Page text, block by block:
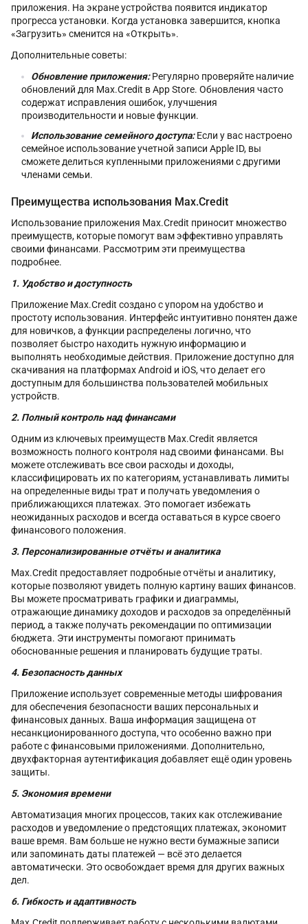
приложения. На экране устройства появится индикатор
прогресса установки. Когда установка завершится, кнопка
«Загрузить» сменится на «Открыть».
Дополнительные советы:
Обновление приложения:Регулярно проверяйте наличие
обновлений для Max.Credit в App Store. Обновления часто
содержат исправления ошибок, улучшения
производительности и новые функции.
Использование семейного доступа:Если у вас настроено
семейное использование учетной записи Apple ID, вы
сможете делиться купленными приложениями с другими
членами семьи.
Преимущества использования Max.Credit
Использование приложения Max.Credit приносит множество
преимуществ, которые помогут вам эффективно управлять
своими финансами. Рассмотрим эти преимущества
подробнее.
1. Удобство и доступность
Приложение Max.Credit создано с упором на удобство и
простоту использования. Интерфейс интуитивно понятен даже
для новичков, а функции распределены логично, что
позволяет быстро находить нужную информацию и
выполнять необходимые действия. Приложение доступно для
скачивания на платформах Android и iOS, что делает его
доступным для большинства пользователей мобильных
устройств.
2. Полный контроль над финансами
Одним из ключевых преимуществ Max.Credit является
возможность полного контроля над своими финансами. Вы
можете отслеживать все свои расходы и доходы,
классифицировать их по категориям, устанавливать лимиты
на определенные виды трат и получать уведомления о
приближающихся платежах. Это помогает избежать
неожиданных расходов и всегда оставаться в курсе своего
финансового положения.
3. Персонализированные отчёты и аналитика
Max.Credit предоставляет подробные отчёты и аналитику,
которые позволяют увидеть полную картину ваших финансов.
Вы можете просматривать графики и диаграммы,
отражающие динамику доходов и расходов за определённый
период, а также получать рекомендации по оптимизации
бюджета. Эти инструменты помогают принимать
обоснованные решения и планировать будущие траты.
4. Безопасность данных
Приложение использует современные методы шифрования
для обеспечения безопасности ваших персональных и
финансовых данных. Ваша информация защищена от
несанкционированного доступа, что особенно важно при
работе с финансовыми приложениями. Дополнительно,
двухфакторная аутентификация добавляет ещё один уровень
защиты.
5. Экономия времени
Автоматизация многих процессов, таких как отслеживание
расходов и уведомление о предстоящих платежах, экономит
ваше время. Вам больше не нужно вести бумажные записи
или запоминать даты платежей — всё это делается
автоматически. Это освобождает время для других важных
дел.
6. Гибкость и адаптивность